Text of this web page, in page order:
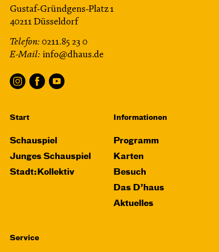
Gustaf-Gründgens-Platz 1
40211 Düsseldorf
Telefon: 0211.85 23 0
E-Mail: info@dhaus.de
Start
Schauspiel
Junges Schauspiel
Stadt:Kollektiv
Informationen
Programm
Karten
Besuch
Das D’haus
Aktuelles
Service